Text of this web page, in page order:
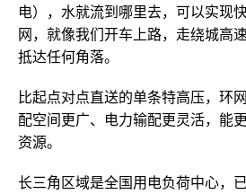
电），水就流到哪里去，可以实现
网，就像我们开车上路，走绕城高
抵达任何角落。
比起点对点直送的单条特高压，环
配空间更广、电力输配更灵活，能
资源。
长三角区域是全国用电负荷中心，